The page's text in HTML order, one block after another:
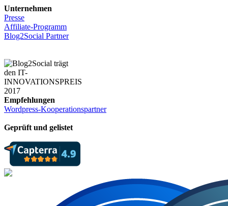
Unternehmen
Presse
Affiliate-Programm
Blog2Social Partner
Empfehlungen
Wordpress-Kooperationspartner
Geprüft und gelistet